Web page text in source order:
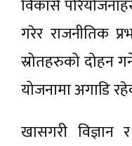
विकासे
गरेर राजनीतिक
स्रोतहरुको दोहन
योजनामा अगाडि
खासगरी विज्ञान